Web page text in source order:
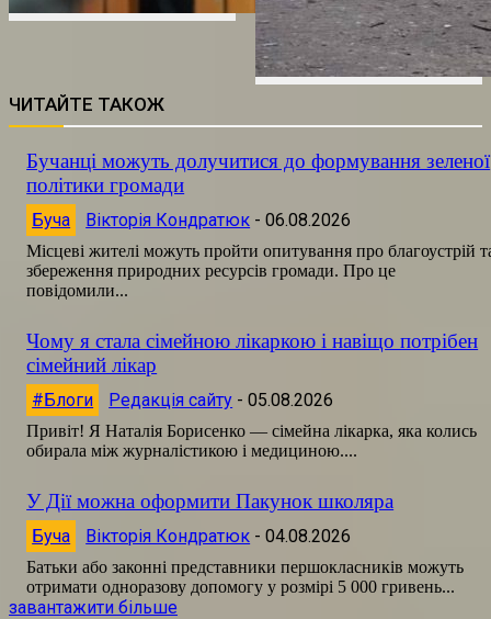
ЧИТАЙТЕ ТАКОЖ
Бучанці можуть долучитися до формування зеленої
політики громади
Буча Вікторія Кондратюк - 06.08.2026
Місцеві жителі можуть пройти опитування про благоустрій
збереження природних ресурсів громади. Про це
повідомили...
Чому я стала сімейною лікаркою і навіщо потрібен
сімейний лікар
#Блоги Редакція сайту - 05.08.2026
Привіт! Я Наталія Борисенко — сімейна лікарка, яка колись
обирала між журналістикою і медициною....
У Дії можна оформити Пакунок школяра
Буча Вікторія Кондратюк - 04.08.2026
Батьки або законні представники першокласників можуть
отримати одноразову допомогу у розмірі 5 000 гривень...
завантажити більше